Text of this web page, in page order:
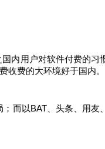
内用户对软件付费的习
收费的大环境好于国内。
；而以BAT、头条、用友